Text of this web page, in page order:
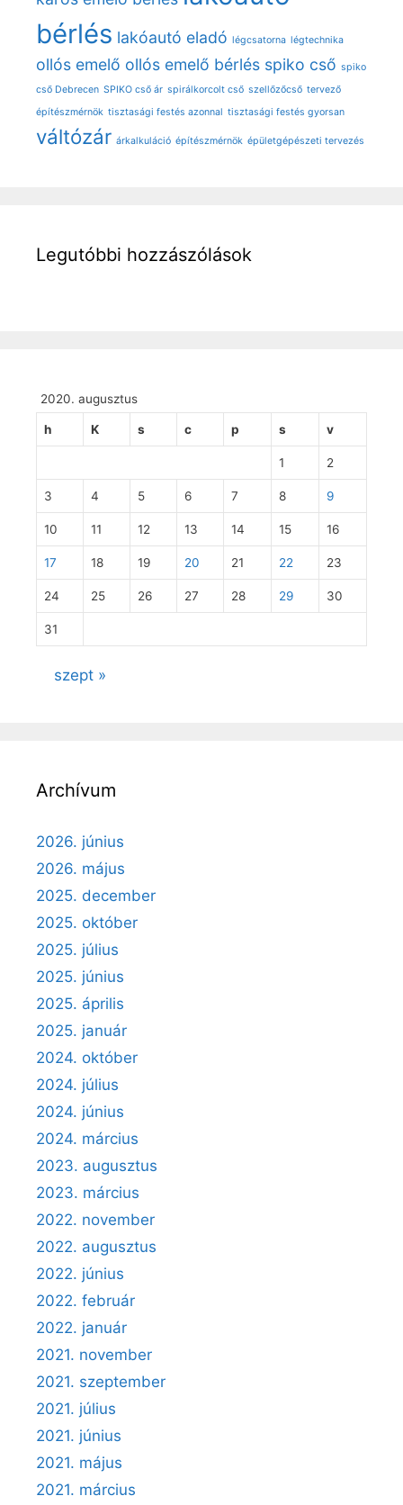
bérlés lakóautó eladó légcsatorna légtechnika
ollós emelő ollós emelő bérlés spiko cső spiko
cső Debrecen SPIKO cső ár spirálkorcolt cső szellőzőcső tervező
építészmérnök tisztasági festés azonnal tisztasági festés gyorsan
váltózár árkalkuláció építészmérnök épületgépészeti tervezés
Legutóbbi hozzászólások
2020. augusztus
h K s c p s v
1 2
3 4 5 6 7 8 9
10 11 12 13 14 15 16
17 18 19 20 21 22 23
24 25 26 27 28 29 30
31
szept »
Archívum
2026. június
2026. május
2025. december
2025. október
2025. július
2025. június
2025. április
2025. január
2024. október
2024. július
2024. június
2024. március
2023. augusztus
2023. március
2022. november
2022. augusztus
2022. június
2022. február
2022. január
2021. november
2021. szeptember
2021. július
2021. június
2021. május
2021. március